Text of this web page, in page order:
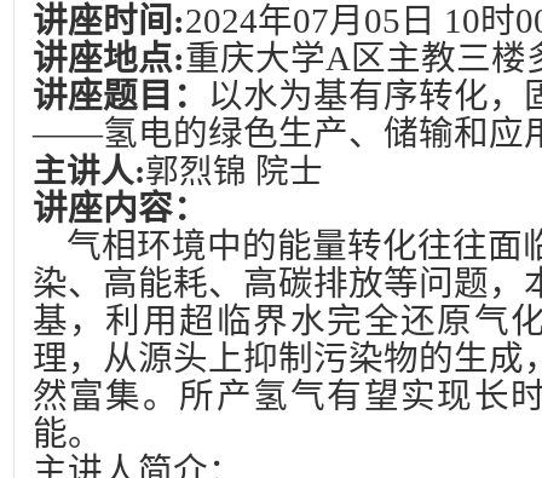
讲座时间:2024年07月05日 10时
讲座地点:重庆大学A区主教三楼
讲座题目：
以水为基有序转化，
——氢电的绿色生产、储输和应
主讲人:郭烈锦 院士
讲座内容：
气相环境中的能量转化往往面
染、高能耗、高碳排放等问题，
基，利用超临界水完全还原气
理，从源头上抑制污染物的生成
然富集。所产氢气有望实现长
能。